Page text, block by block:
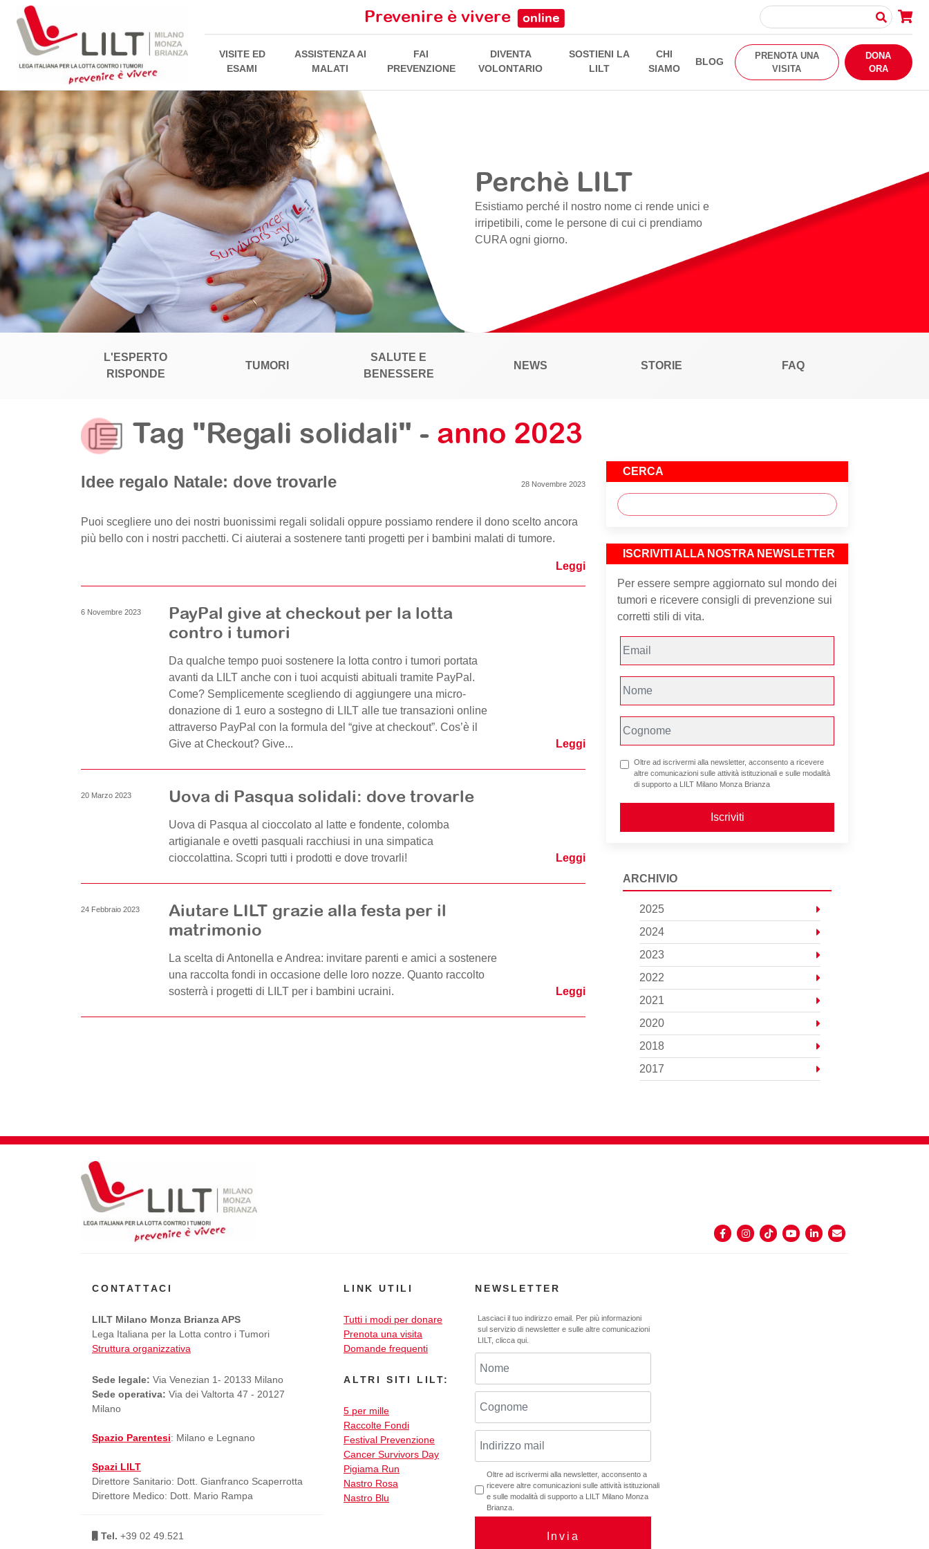
Prevenire è vivere online
VISITE ED
ESAMI
ASSISTENZA AI
MALATI
FAI
PREVENZIONE
DIVENTA
VOLONTARIO
SOSTIENI LA
LILT
CHI
SIAMO
BLOG
PRENOTA UNA
VISITA
DONA
ORA
Perchè LILT
Esistiamo perché il nostro nome ci rende unici e
irripetibili, come le persone di cui ci prendiamo
CURA ogni giorno.
L'ESPERTO
RISPONDE
TUMORI
SALUTE E
BENESSERE
NEWS STORIE FAQ
Tag "Regali solidali" - anno 2023
Idee regalo Natale: dove trovarle 28 Novembre 2023
Puoi scegliere uno dei nostri buonissimi regali solidali oppure possiamo rendere il dono scelto ancora
più bello con i nostri pacchetti. Ci aiuterai a sostenere tanti progetti per i bambini malati di tumore.
Leggi
6 Novembre 2023
PayPal give at checkout per la lotta
contro i tumori
Da qualche tempo puoi sostenere la lotta contro i tumori portata
avanti da LILT anche con i tuoi acquisti abituali tramite PayPal.
Come? Semplicemente scegliendo di aggiungere una micro-
donazione di 1 euro a sostegno di LILT alle tue transazioni online
attraverso PayPal con la formula del “give at checkout”. Cos’è il
Give at Checkout? Give...
Leggi
20 Marzo 2023 Uova di Pasqua solidali: dove trovarle
Uova di Pasqua al cioccolato al latte e fondente, colomba
artigianale e ovetti pasquali racchiusi in una simpatica
cioccolattina. Scopri tutti i prodotti e dove trovarli!
Leggi
24 Febbraio 2023
Aiutare LILT grazie alla festa per il
matrimonio
La scelta di Antonella e Andrea: invitare parenti e amici a sostenere
una raccolta fondi in occasione delle loro nozze. Quanto raccolto
sosterrà i progetti di LILT per i bambini ucraini.
Leggi
CERCA
ISCRIVITI ALLA NOSTRA NEWSLETTER
Per essere sempre aggiornato sul mondo dei
tumori e ricevere consigli di prevenzione sui
corretti stili di vita.
Oltre ad iscrivermi alla newsletter, acconsento a ricevere
altre comunicazioni sulle attività istituzionali e sulle modalità
di supporto a LILT Milano Monza Brianza
Iscriviti
ARCHIVIO
2025
2024
2023
2022
2021
2020
2018
2017
CONTATTACI
LILT Milano Monza Brianza APS
Lega Italiana per la Lotta contro i Tumori
Struttura organizzativa
Sede legale: Via Venezian 1- 20133 Milano
Sede operativa: Via dei Valtorta 47 - 20127
Milano
Spazio Parentesi: Milano e Legnano
Spazi LILT
Direttore Sanitario: Dott. Gianfranco Scaperrotta
Direttore Medico: Dott. Mario Rampa
Tel. +39 02 49.521
LINK UTILI
Tutti i modi per donare
Prenota una visita
Domande frequenti
ALTRI SITI LILT:
5 per mille
Raccolte Fondi
Festival Prevenzione
Cancer Survivors Day
Pigiama Run
Nastro Rosa
Nastro Blu
NEWSLETTER
Lasciaci il tuo indirizzo email. Per più informazioni
sul servizio di newsletter e sulle altre comunicazioni
LILT, clicca qui
Oltre ad iscrivermi alla newsletter, acconsento a
ricevere altre comunicazioni sulle attività istituzionali
e sulle modalità di supporto a LILT Milano Monza
Brianza.
Invia